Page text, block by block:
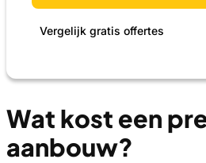
Vergelijk gratis offertes
Wat kost een
aanbouw?